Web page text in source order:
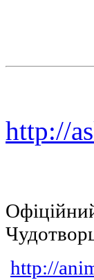
http://
http://